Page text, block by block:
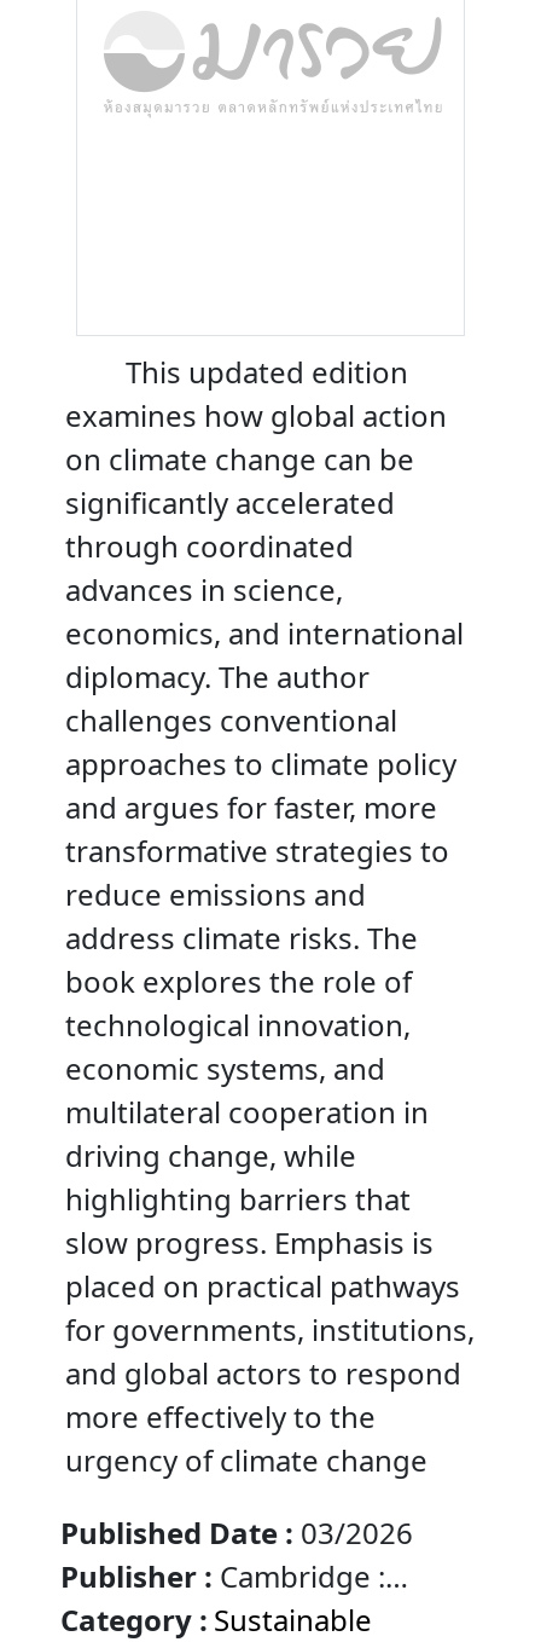
This updated edition
examines how global action
on climate change can be
significantly accelerated
through coordinated
advances in science,
economics, and international
diplomacy. The author
challenges conventional
approaches to climate policy
and argues for faster, more
transformative strategies to
reduce emissions and
address climate risks. The
book explores the role of
technological innovation,
economic systems, and
multilateral cooperation in
driving change, while
highlighting barriers that
slow progress. Emphasis is
placed on practical pathways
for governments, institutions,
and global actors to respond
more effectively to the
urgency of climate change
Published Date : 03/2026
Publisher : Cambridge :
Cambridge University Press
Category : Sustainable